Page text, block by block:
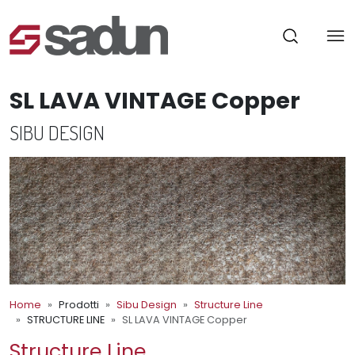
SL LAVA VINTAGE Copper
SIBU DESIGN
Home Prodotti Sibu Design
Structure Line
STRUCTURE LINE
SL LAVA VINTAGE Copper